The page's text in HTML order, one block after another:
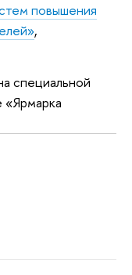
повышения
,
специальной